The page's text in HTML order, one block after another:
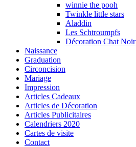
winnie the pooh
Twinkle little stars
Aladdin
Les Schtroumpfs
Décoration Chat Noir
Naissance
Graduation
Circoncision
Mariage
Impression
Articles Cadeaux
Articles de Décoration
Articles Publicitaires
Calendriers 2020
Cartes de visite
Contact